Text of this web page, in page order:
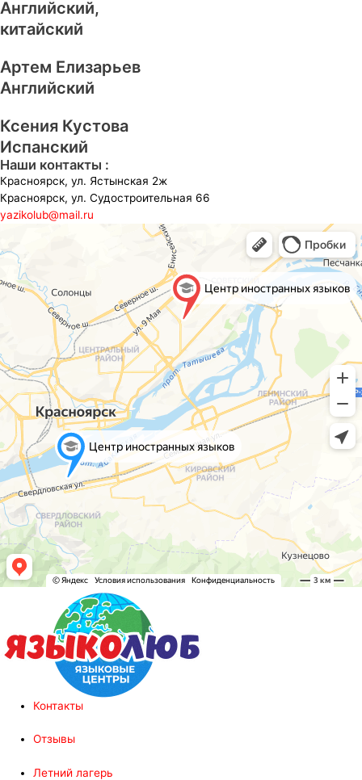
Английский,
китайский
Артем Елизарьев
Английский
Ксения Кустова
Испанский
Наши контакты :
Красноярск, ул. Ястынская 2ж
Красноярск, ул. Судостроительная 66
yazikolub@mail.ru
Контакты
Отзывы
Летний лагерь